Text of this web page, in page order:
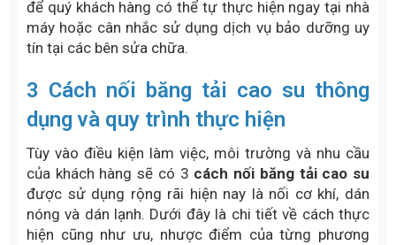
để quý khách hàng có thể tự thực hiện ngay tại nhà
máy hoặc cân nhắc sử dụng dịch vụ bảo dưỡng uy
tín tại các bên sửa chữa.
3 Cách nối băng tải cao su thông
dụng và quy trình thực hiện
Tùy vào điều kiện làm việc, môi trường và nhu cầu
của khách hàng sẽ có 3 cách nối băng tải cao su
được sử dụng rộng rãi hiện nay là nối cơ khí, dán
nóng và dán lạnh. Dưới đây là chi tiết về cách thực
hiện cũng như ưu, nhược điểm của từng phương